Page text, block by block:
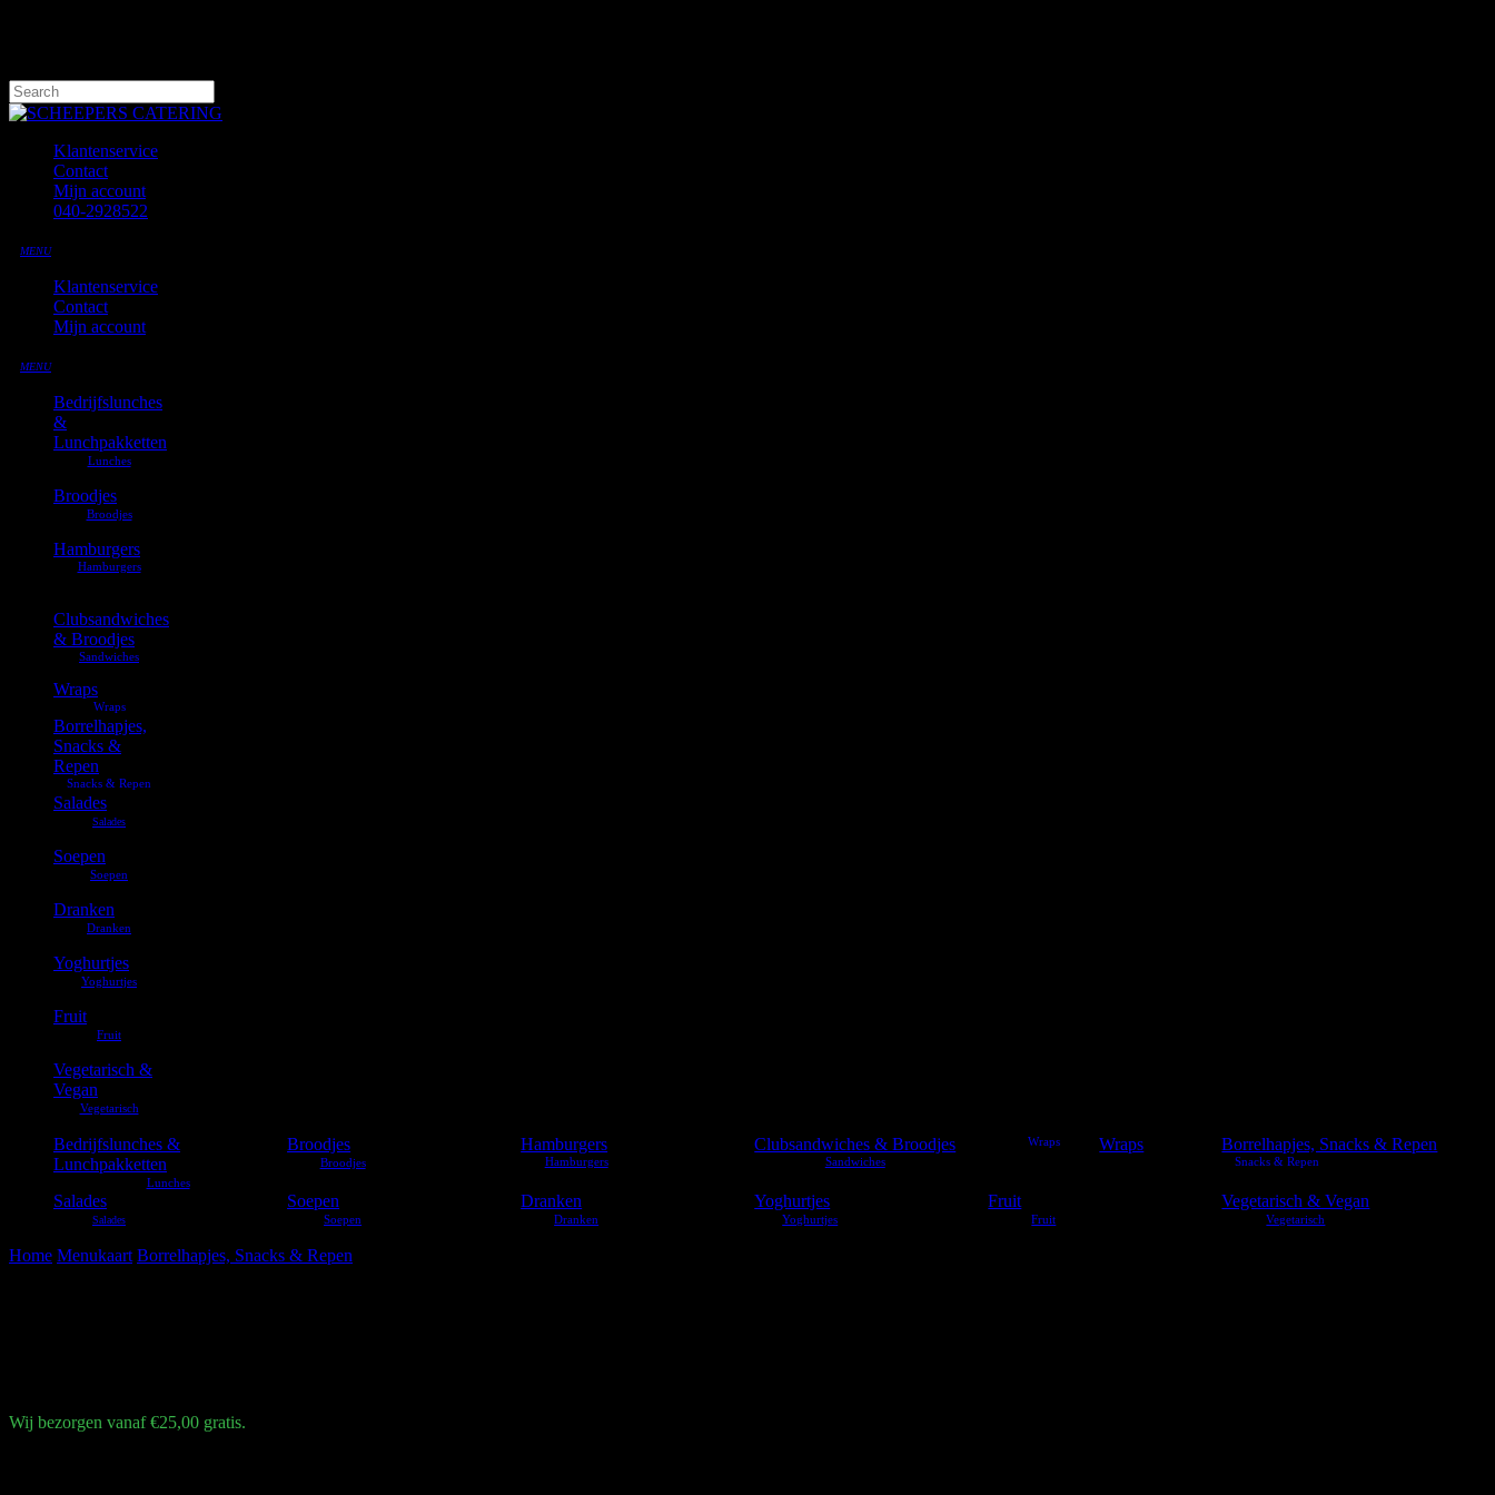
content
Close
Klantenservice
Contact
Mijn account
040-2928522
MENU
Klantenservice
Contact
Mijn account
MENU
Bedrijfslunches
&
Lunchpakketten
Broodjes
Hamburgers
Clubsandwiches
& Broodjes
Wraps
Borrelhapjes,
Snacks &
Repen
Salades
Soepen
Dranken
Yoghurtjes
Fruit
Vegetarisch &
Vegan
Bedrijfslunches &
Lunchpakketten
Broodjes Hamburgers Clubsandwiches & Broodjes Wraps Borrelhapjes, Snacks & Repen
Salades Soepen Dranken Yoghurtjes Fruit Vegetarisch & Vegan
Home Menukaart Borrelhapjes, Snacks & Repen
Wij bezorgen vanaf €25,00 gratis.